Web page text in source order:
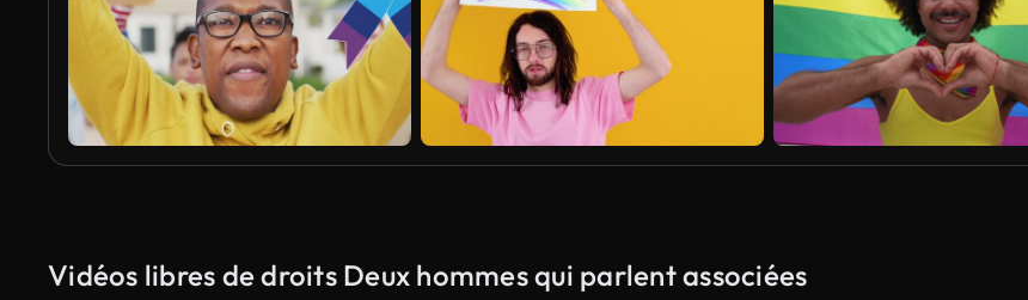
Vidéos libres de droits Deux hommes qui parlent associées